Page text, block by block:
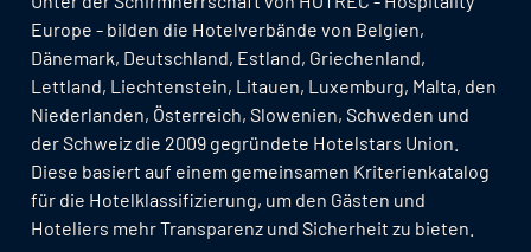
Europe - bilden die Hotelverbände von Belgien,
Dänemark, Deutschland, Estland, Griechenland,
Lettland, Liechtenstein, Litauen, Luxemburg, Malta, den
Niederlanden, Österreich, Slowenien, Schweden und
der Schweiz die 2009 gegründete Hotelstars Union.
Diese basiert auf einem gemeinsamen Kriterienkatalog
für die Hotelklassifizierung, um den Gästen und
Hoteliers mehr Transparenz und Sicherheit zu bieten.